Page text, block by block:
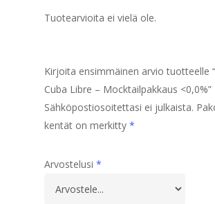
Tuotearvioita ei vielä ole.
Kirjoita ensimmäinen arvio tuotteelle
Cuba Libre – Mocktailpakkaus <0,0%”
Sähköpostiosoitettasi ei julkaista.
kentät on merkitty *
Arvostelusi *